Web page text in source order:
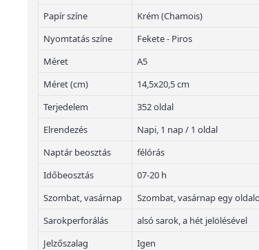
Papír színe
Krém (Chamois)
Nyomtatás színe
Fekete - Piros
Méret
A5
Méret (cm)
14,5x20,5 cm
Terjedelem
352 oldal
Elrendezés
Napi, 1 nap / 1 oldal
Naptár beosztás
félórás
Időbeosztás
07-20 h
Szombat, vasárnap
Szombat, vasárnap egy
Sarokperforálás
alsó sarok, a hét jelölésével
Jelzőszalag
Igen